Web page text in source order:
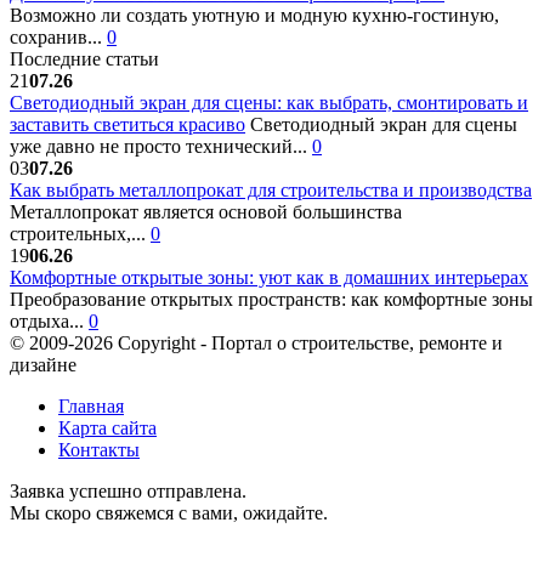
Возможно ли создать уютную и модную кухню-гостиную,
сохранив... 0
Последние статьи
2107.26
Светодиодный экран для сцены: как выбрать, смонтировать и
заставить светиться красиво Светодиодный экран для сцены
уже давно не просто технический... 0
0307.26
Как выбрать металлопрокат для строительства и производства
Металлопрокат является основой большинства
строительных,... 0
1906.26
Комфортные открытые зоны: уют как в домашних интерьерах
Преобразование открытых пространств: как комфортные зоны
отдыха... 0
© 2009-2026 Copyright - Портал о строительстве, ремонте и
дизайне
Главная
Карта сайта
Контакты
Заявка успешно отправлена.
Мы скоро свяжемся с вами, ожидайте.